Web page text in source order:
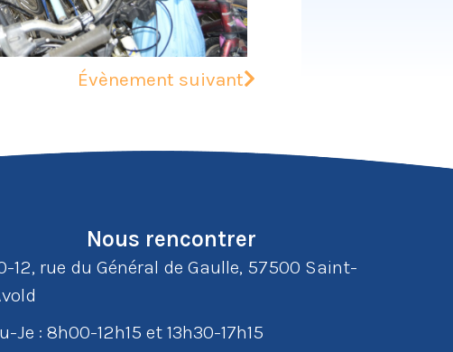
Évènement suivant
Nous rencontrer
12, rue du Général de Gaulle, 57500 Saint-
Je : 8h00-12h15 et 13h30-17h15